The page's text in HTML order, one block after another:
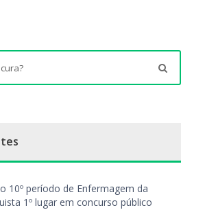
10º período de Enfermagem da
1º lugar em concurso público